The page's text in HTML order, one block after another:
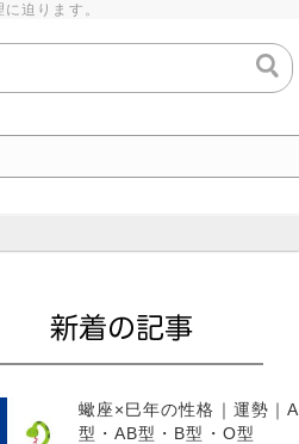
迫ります。
蠍座×巳年の性格｜運勢｜A
型・AB型・B型・O型